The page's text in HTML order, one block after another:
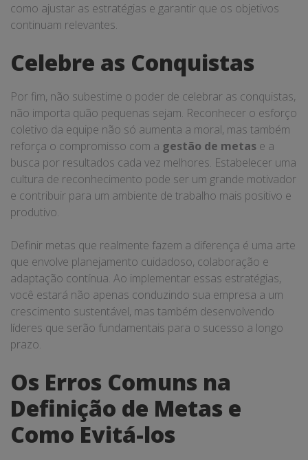
como ajustar as estratégias e garantir que os objetivos
continuam relevantes.
Celebre as Conquistas
Por fim, não subestime o poder de celebrar as conquistas,
não importa quão pequenas sejam. Reconhecer o esforço
coletivo da equipe não só aumenta a moral, mas também
reforça o compromisso com a gestão de metas e a
busca por resultados cada vez melhores. Estabelecer uma
cultura de reconhecimento pode ser um grande motivador
e contribuir para um ambiente de trabalho mais positivo e
produtivo.
Definir metas que realmente fazem a diferença é uma arte
que envolve planejamento cuidadoso, colaboração e
adaptação contínua. Ao implementar essas estratégias,
você estará não apenas conduzindo sua empresa a um
crescimento sustentável, mas também desenvolvendo
líderes que serão fundamentais para o sucesso a longo
prazo.
Os Erros Comuns na
Definição de Metas e
Como Evitá-los